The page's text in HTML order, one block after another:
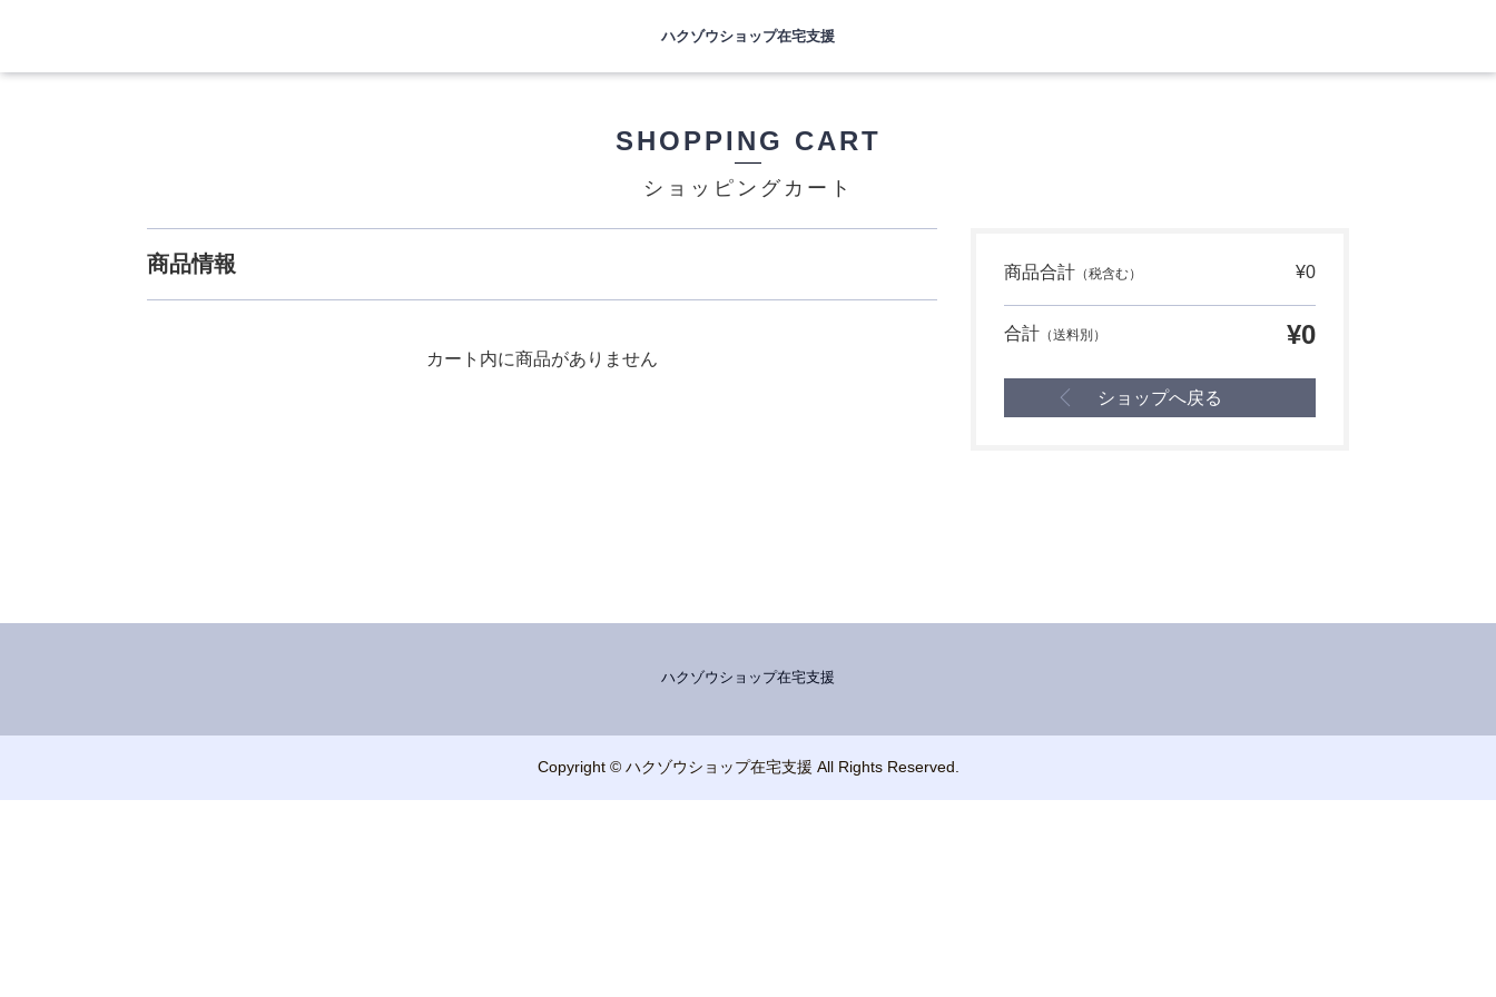
ハクゾウショップ在宅支援
SHOPPING CART
ショッピングカート
商品情報
カート内に商品がありません
商品合計 （税含む） ¥0
合計 （送料別） ¥0
ショップへ戻る
ハクゾウショップ在宅支援
Copyright © ハクゾウショップ在宅支援 All Rights Reserved.